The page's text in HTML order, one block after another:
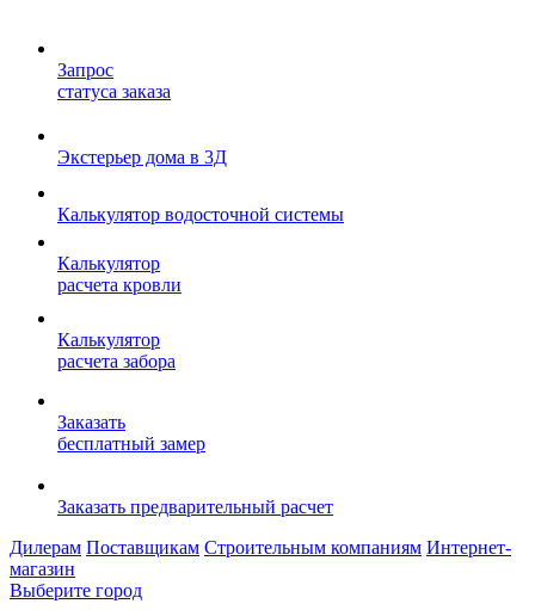
Запрос
статуса заказа
Экстерьер дома в 3Д
Калькулятор водосточной системы
Калькулятор
расчета кровли
Калькулятор
расчета забора
Заказать
бесплатный замер
Заказать предварительный расчет
Дилерам Поставщикам Строительным компаниям Интернет-
магазин
Выберите город